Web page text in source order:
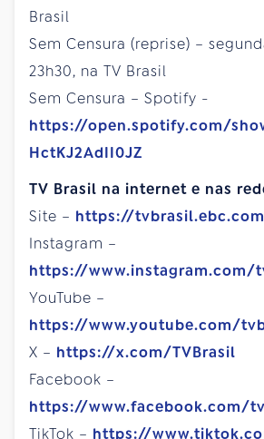
Brasil
Sem Censura (reprise) –
23h30, na TV Brasil
Sem Censura – Spotify -
https://open.spotify.com/
HctKJ2AdII0JZ
TV Brasil na internet e nas
Site – https://
Instagram –
https://www.instagram.com/
YouTube –
https://www.youtube.com/
X – https://x.com/TVBrasil
Facebook –
https://www.facebook.com/
TikTok – https://